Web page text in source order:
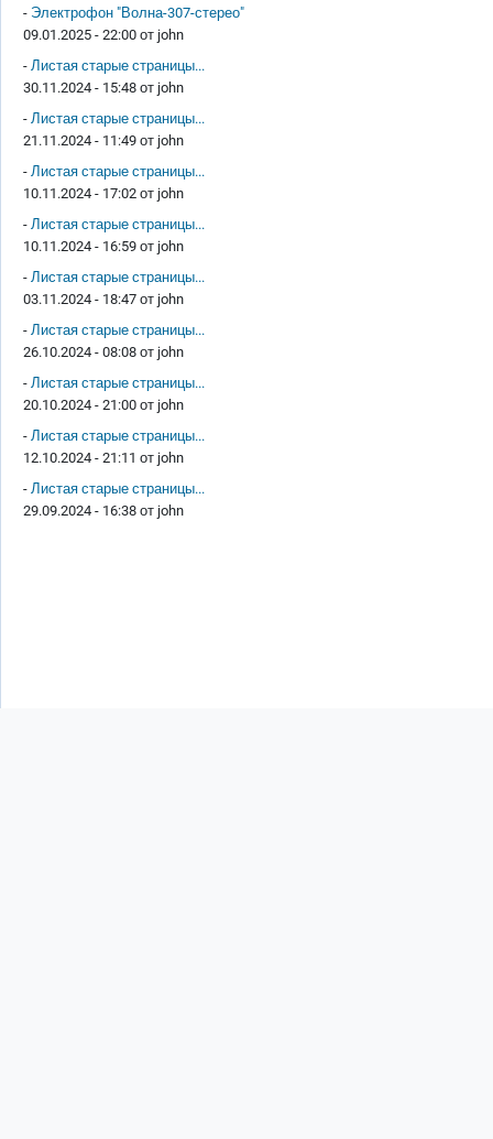
- Электрофон "Волна-307-стерео"
09.01.2025 - 22:00 от john
- Листая старые страницы...
30.11.2024 - 15:48 от john
- Листая старые страницы...
21.11.2024 - 11:49 от john
- Листая старые страницы...
10.11.2024 - 17:02 от john
- Листая старые страницы...
10.11.2024 - 16:59 от john
- Листая старые страницы...
03.11.2024 - 18:47 от john
- Листая старые страницы...
26.10.2024 - 08:08 от john
- Листая старые страницы...
20.10.2024 - 21:00 от john
- Листая старые страницы...
12.10.2024 - 21:11 от john
- Листая старые страницы...
29.09.2024 - 16:38 от john